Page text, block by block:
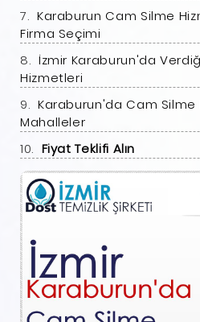
Karaburun Cam Silme
Firma Seçimi
İzmir Karaburun'da
Hizmetleri
Karaburun'da Cam
Mahalleler
Fiyat Teklifi Alın